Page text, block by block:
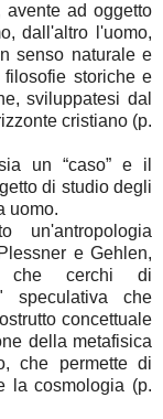
ad oggetto
dall'altro l'uomo,
senso naturale e
storiche e
sviluppatesi dal
cristiano (p.
un “caso” e il
di studio degli
uomo.
un'antropologia
e Gehlen,
che cerchi di
che
concettuale
della metafisica
che permette di
la cosmologia (p.